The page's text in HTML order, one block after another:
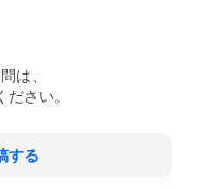
は、
さい。
する